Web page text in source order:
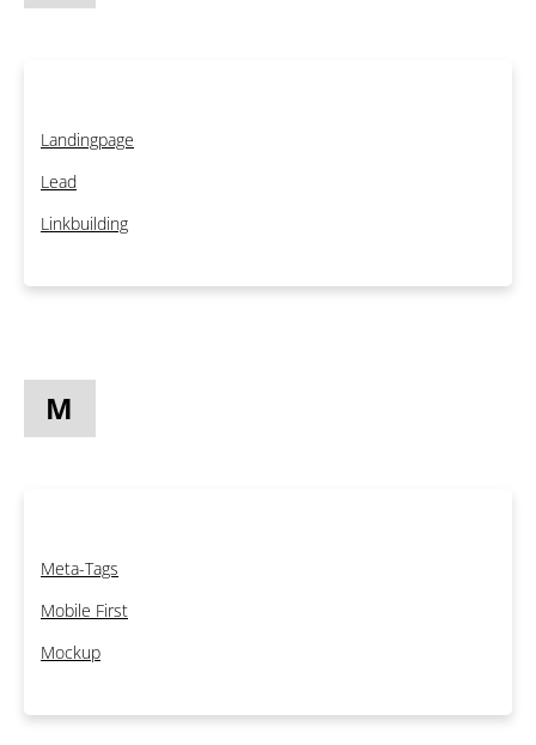
Landingpage
Lead
Linkbuilding
M
Meta-Tags
Mobile First
Mockup